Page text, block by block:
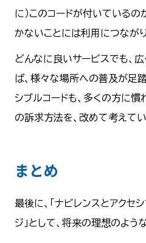
に）このコードが付いている
かないことには利用につながり
どんなに良いサービスでも、
ば、様々な場所への普及が足
シブルコードも、多くの方に
の訴求方法を、改めて考えて
まとめ
最後に、「ナビレンスとアクセ
ジ」として、将来の理想のよう